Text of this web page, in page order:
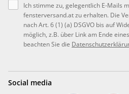
Ich stimme zu, gelegentlich E-Mails
fensterversand.at zu erhalten. Die
nach Art. 6 (1) (a) DSGVO bis auf
möglich, z.B. über Link am Ende
beachten Sie die
Social media